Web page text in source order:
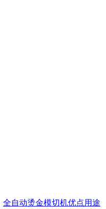
全自动烫金模切机优点用途